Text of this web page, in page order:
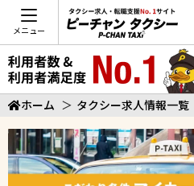
メニュー
ホーム ＞ タクシー求人情報一覧